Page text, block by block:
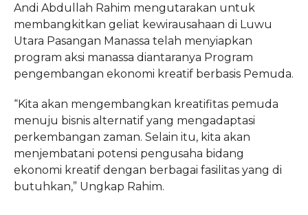
Andi Abdullah Rahim mengutarakan untuk
membangkitkan geliat kewirausahaan di Luwu
Utara Pasangan Manassa telah menyiapkan
program aksi manassa diantaranya Program
pengembangan ekonomi kreatif berbasis Pemuda.
“Kita akan mengembangkan kreatifitas pemuda
menuju bisnis alternatif yang mengadaptasi
perkembangan zaman. Selain itu, kita akan
menjembatani potensi pengusaha bidang
ekonomi kreatif dengan berbagai fasilitas yang di
butuhkan,” Ungkap Rahim.